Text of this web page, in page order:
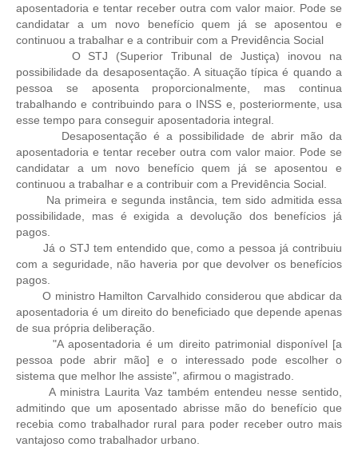
COMPOSIÇÃO
CONSELHOS ASSESSORES
PERSONALIDADES DA TECNOLOGIA
NÚCLEO DA MULHER ENGENHEIRA
TRANSPARÊNCIA
JURÍDICO
CONSULTORIA
ACORDOS, CONVENÇÕES E DISSÍDIOS
CONTRIBUIÇÕES
CONTRIBUIÇÃO ASSISTENCIAL
CONTRIBUIÇÃO ASSOCIATIVA OU ANUIDADE DE SÓCIO
CONTRIBUIÇÃO SINDICAL URBANA
REVISÃO DE APOSENTADORIA
FGTS EXPURGOS
aposentadoria e tentar receber outra com valor maior. Pode se
candidatar a um novo benefício quem já se aposentou e
continuou a trabalhar e a contribuir com a Previdência Social
O STJ (Superior Tribunal de Justiça) inovou na
possibilidade da desaposentação. A situação típica é quando a
pessoa se aposenta proporcionalmente, mas continua
trabalhando e contribuindo para o INSS e, posteriormente, usa
esse tempo para conseguir aposentadoria integral.
Desaposentação é a possibilidade de abrir mão da
aposentadoria e tentar receber outra com valor maior. Pode se
candidatar a um novo benefício quem já se aposentou e
continuou a trabalhar e a contribuir com a Previdência Social.
Na primeira e segunda instância, tem sido admitida essa
possibilidade, mas é exigida a devolução dos benefícios já
pagos.
Já o STJ tem entendido que, como a pessoa já contribuiu
com a seguridade, não haveria por que devolver os benefícios
pagos.
O ministro Hamilton Carvalhido considerou que abdicar da
aposentadoria é um direito do beneficiado que depende apenas
de sua própria deliberação.
"A aposentadoria é um direito patrimonial disponível [a
pessoa pode abrir mão] e o interessado pode escolher o
sistema que melhor lhe assiste", afirmou o magistrado.
A ministra Laurita Vaz também entendeu nesse sentido,
admitindo que um aposentado abrisse mão do benefício que
recebia como trabalhador rural para poder receber outro mais
vantajoso como trabalhador urbano.